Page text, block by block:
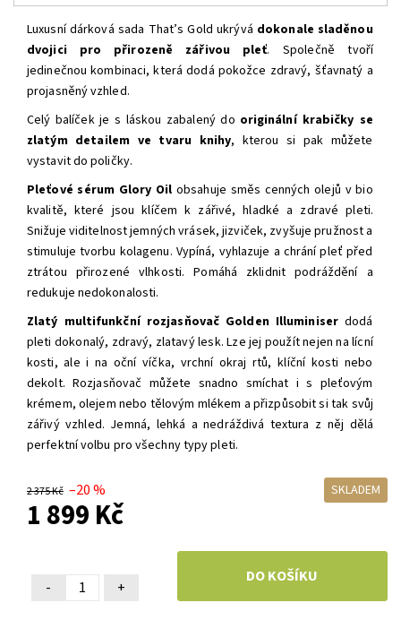
Luxusní dárková sada That’s Gold ukrývá dokonale sladěnou
dvojici pro přirozeně zářivou pleť. Společně tvoří
jedinečnou kombinaci, která dodá pokožce zdravý, šťavnatý a
projasněný vzhled.
Celý balíček je s láskou zabalený do originální krabičky se
zlatým detailem ve tvaru knihy, kterou si pak můžete
vystavit do poličky.
Pleťové sérum Glory Oil obsahuje směs cenných olejů v bio
kvalitě, které jsou klíčem k zářivé, hladké a zdravé pleti.
Snižuje viditelnost jemných vrásek, jizviček, zvyšuje pružnost a
stimuluje tvorbu kolagenu. Vypíná, vyhlazuje a chrání pleť před
ztrátou přirozené vlhkosti. Pomáhá zklidnit podráždění a
redukuje nedokonalosti.
Zlatý multifunkční rozjasňovač Golden Illuminiserdodá
pleti dokonalý, zdravý, zlatavý lesk. Lze jej použít nejen na lícní
kosti, ale i na oční víčka, vrchní okraj rtů, klíční kosti nebo
dekolt. Rozjasňovač můžete snadno smíchat i s pleťovým
krémem, olejem nebo tělovým mlékem a přizpůsobit si tak svůj
zářivý vzhled. Jemná, lehká a nedráždivá textura z něj dělá
perfektní volbu pro všechny typy pleti.
2 375 Kč –20 % SKLADEM
1 899 Kč
- +